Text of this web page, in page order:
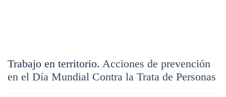
Trabajo en territorio. Acciones de prevención
en el Día Mundial Contra la Trata de Personas